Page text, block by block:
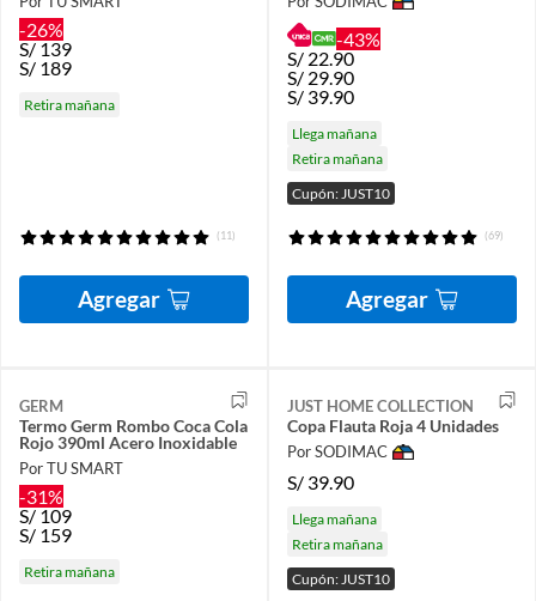
-26%
S/ 139
S/ 189
Retira mañana
(11)
Agregar
-43%
S/ 22.90
S/ 29.90
S/ 39.90
Llega mañana
Retira mañana
Cupón: JUST10
(69)
Agregar
GERM
Termo Germ Rombo Coca Cola
Rojo 390ml Acero Inoxidable
Por TU SMART
-31%
S/109
S/ 159
Retira mañana
JUST HOME COLLECTION
Copa Flauta Roja 4 Unidades
Por SODIMAC
S/ 39.90
Llega mañana
Retira mañana
Cupón: JUST10